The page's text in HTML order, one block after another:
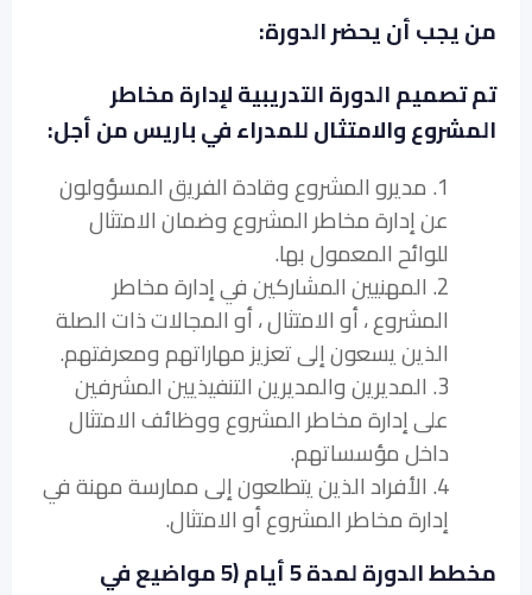
من يجب أن يحضر الدورة:
تم تصميم الدورة التدريبية لإدارة مخاطر
المشروع والامتثال للمدراء في باريس من أجل:
1. مديرو المشروع وقادة الفريق المسؤولون
عن إدارة مخاطر المشروع وضمان الامتثال
للوائح المعمول بها.
2. المهنيين المشاركين في إدارة مخاطر
المشروع ، أو الامتثال ، أو المجالات ذات الصلة
الذين يسعون إلى تعزيز مهاراتهم ومعرفتهم.
3. المديرين والمديرين التنفيذيين المشرفين
على إدارة مخاطر المشروع ووظائف الامتثال
داخل مؤسساتهم.
4. الأفراد الذين يتطلعون إلى ممارسة مهنة في
إدارة مخاطر المشروع أو الامتثال.
مخطط الدورة لمدة 5 أيام (5 مواضيع في